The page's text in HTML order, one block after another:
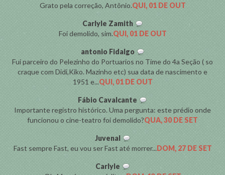
Grato pela correção, Antônio.QUI, 01 DE OUT
Carlyle Zamith
Foi demolido, sim.QUI, 01 DE OUT
antonio Fidalgo
Fui parceiro do Pelezinho do Portuarios no Time do 4a Seção ( so
craque com Didi,Kiko. Mazinho etc) sua data de nascimento e
1951 e...QUI, 01 DE OUT
Fábio Cavalcante
Importante registro histórico. Uma pergunta: este prédio onde
funcionou o cine-teatro foi demolido?QUA, 30 DE SET
Juvenal
Fast sempre Fast, eu vou ser Fast até morrer...DOM, 27 DE SET
Carlyle